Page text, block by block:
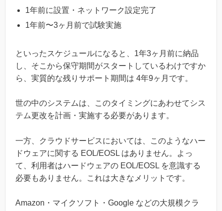
1年前に設置・ネットワーク設定完了
1年前〜3ヶ月前で試験実施
といったスケジュールになると、1年3ヶ月前に納品
し、そこから保守期間がスタートしているわけですか
ら、実質的な残りサポート期間は 4年9ヶ月です。
世の中のシステムは、このタイミングにあわせてシス
テム更改を計画・実施する必要があります。
一方、クラウドサービスにおいては、このようなハー
ドウェアに関する EOL/EOSL はありません。よっ
て、利用者はハードウェアの EOL/EOSL を意識する
必要もありません。これは大きなメリットです。
Amazon・マイクソフト・Google などの大規模クラ